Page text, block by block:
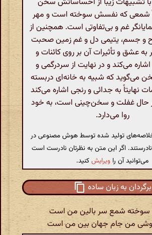
شمعی که نفسش سوخته است و مهر
غم و بی‌تفاوتی است. همچنین از
و جسم، یتیمی دل و غم زمین صحبت
عشق و تأثیرات آن بر روی کائنات و
اشاره می‌کند و در نهایت از سردرگمی و
می‌گوید که شبیه به خانه‌ای دربسته
نهایتاً به جدائی و رنجی اشاره می‌کند
حال غفلت و سخن‌چینی است، به خود
روا می‌دارد.
تولید شده توسط هوش مصنوعی در
نادرستند. اگر این متن به نظرتان نادرست است
می‌توانید آن را ویرایشکنید.
برگردان به زبان ساده
شمع سر بالین من است
من جام جهان بین من است